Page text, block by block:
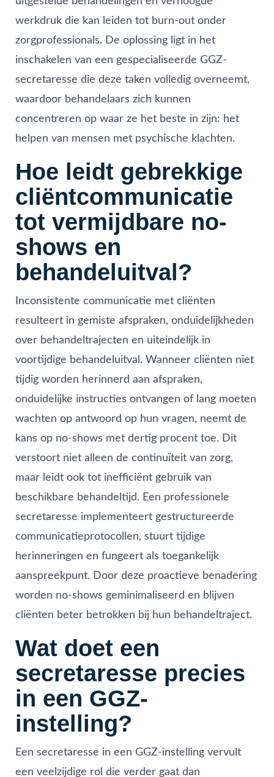
werkdruk die kan leiden tot burn-out onder
zorgprofessionals. De oplossing ligt in het
inschakelen van een gespecialiseerde GGZ-
secretaresse die deze taken volledig overneemt,
waardoor behandelaars zich kunnen
concentreren op waar ze het beste in zijn: het
helpen van mensen met psychische klachten.
Hoe leidt gebrekkige
cliëntcommunicatie
tot vermijdbare no-
shows en
behandeluitval?
Inconsistente communicatie met cliënten
resulteert in gemiste afspraken, onduidelijkheden
over behandeltrajecten en uiteindelijk in
voortijdige behandeluitval. Wanneer cliënten niet
tijdig worden herinnerd aan afspraken,
onduidelijke instructies ontvangen of lang moeten
wachten op antwoord op hun vragen, neemt de
kans op no-shows met dertig procent toe. Dit
verstoort niet alleen de continuïteit van zorg,
maar leidt ook tot inefficiënt gebruik van
beschikbare behandeltijd. Een professionele
secretaresse implementeert gestructureerde
communicatieprotocollen, stuurt tijdige
herinneringen en fungeert als toegankelijk
aanspreekpunt. Door deze proactieve benadering
worden no-shows geminimaliseerd en blijven
cliënten beter betrokken bij hun behandeltraject.
Wat doet een
secretaresse precies
in een GGZ-
instelling?
Een secretaresse in een GGZ-instelling vervult
een veelzijdige rol die verder gaat dan